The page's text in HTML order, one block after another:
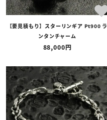
【要見積もり】スターリンギア Pt900 ラ
ンタンチャーム
88,000